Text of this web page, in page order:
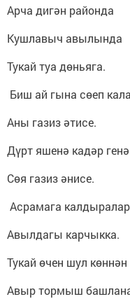
Арча дигән районда
Кушлавыч авылында
Тукай туа дөньяга.
Биш ай гына сөеп кала
Аны газиз әтисе.
Дүрт яшенә кадәр генә
Сөя газиз әнисе.
Асрамага калдыралар
Авылдагы карчыкка.
Тукай өчен шул көннән
Авыр тормыш